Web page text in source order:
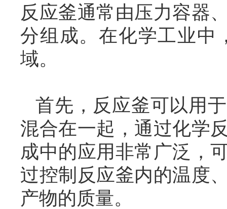
反应釜通常由压力容器
分组成。在化学工业中
域。
首先，反应釜可以用
混合在一起，通过化学
成中的应用非常广泛，
过控制反应釜内的温度
产物的质量。